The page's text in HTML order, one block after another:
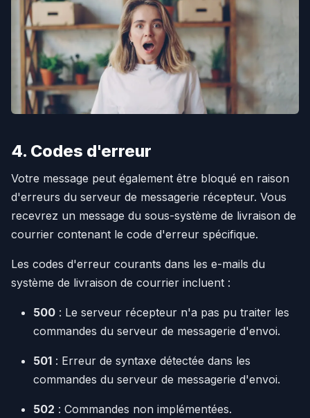
4. Codes d'erreur
Votre message peut également être bloqué en raison
d'erreurs du serveur de messagerie récepteur. Vous
recevrez un message du sous-système de livraison de
courrier contenant le code d'erreur spécifique.
Les codes d'erreur courants dans les e-mails du
système de livraison de courrier incluent :
500 : Le serveur récepteur n'a pas pu traiter les
commandes du serveur de messagerie d'envoi.
501 : Erreur de syntaxe détectée dans les
commandes du serveur de messagerie d'envoi.
502 : Commandes non implémentées.